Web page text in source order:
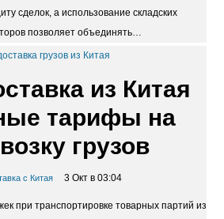
сделок, а использование складских
позволяет объединять…
из Китая
тарифы на
грузов
с Китая 3 Окт в 03:04
при транспортировке товарных партий из